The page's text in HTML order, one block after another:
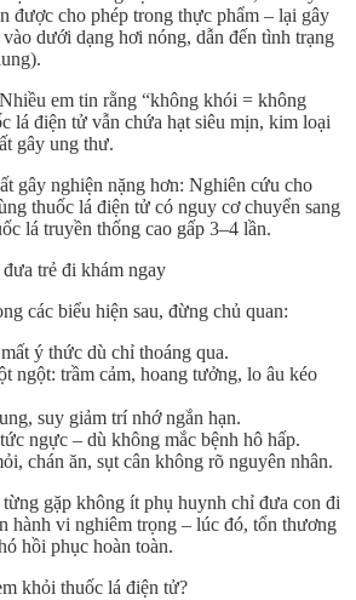
được cho phép trong thực phẩm – lại gây
dưới dạng hơi nóng, dẫn đến tình trạng
em tin rằng “không khói = không
lá điện tử vẫn chứa hạt siêu mịn, kim loại
gây ung thư.
gây nghiện nặng hơn: Nghiên cứu cho
thuốc lá điện tử có nguy cơchuyển sang
lá truyền thống cao gấp 3–4 lần.
trẻ đi khám ngay
các biểu hiện sau, đừng chủ quan:
ý thức dù chỉ thoáng qua.
ngột: trầm cảm, hoang tưởng, lo âu kéo
suy giảm trí nhớ ngắn hạn.
ngực – dù không mắc bệnh hô hấp.
chán ăn, sụt cân không rõ nguyên nhân.
gặp không ít phụ huynh chỉ đưa con đi
hành vi nghiêm trọng – lúc đó, tổn thương
hồi phục hoàn toàn.
khỏi thuốc lá điện tử?